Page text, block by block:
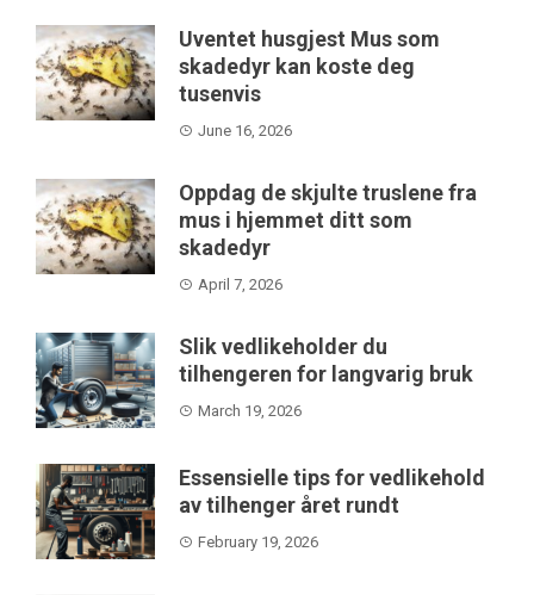
Uventet husgjest Mus som
skadedyr kan koste deg
tusenvis
June 16, 2026
Oppdag de skjulte truslene fra
mus i hjemmet ditt som
skadedyr
April 7, 2026
Slik vedlikeholder du
tilhengeren for langvarig bruk
March 19, 2026
Essensielle tips for vedlikehold
av tilhenger året rundt
February 19, 2026